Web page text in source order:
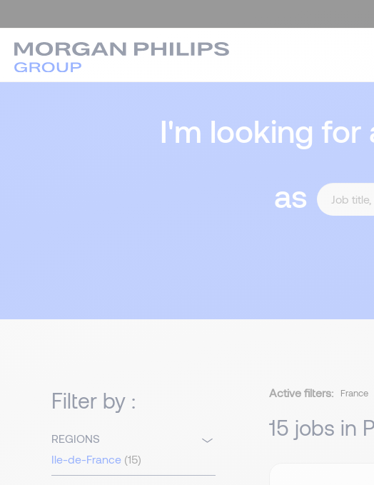
I'm looking for
as
Filter by :
REGIONS
Ile-de-France (15)
Active filters: France
15 jobs in